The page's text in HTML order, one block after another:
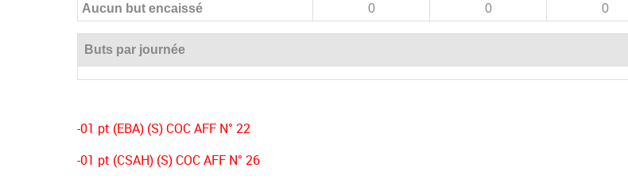
Aucun but encaissé
0 0 0
Buts par journée
-01 pt (EBA) (S) COC AFF N° 22
-01 pt (CSAH) (S) COC AFF N° 26